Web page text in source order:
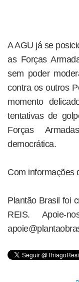
A AGU já se
as Forças
sem poder
contra os outros
momento
tentativas de
Forças
democrática.
Com informações
Plantão Brasil foi
REIS. Apoie-